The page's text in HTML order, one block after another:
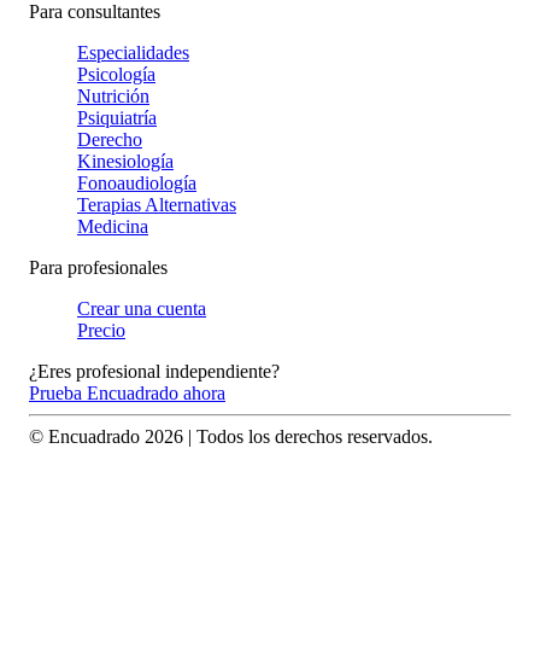
Para consultantes
Especialidades
Psicología
Nutrición
Psiquiatría
Derecho
Kinesiología
Fonoaudiología
Terapias Alternativas
Medicina
Para profesionales
Crear una cuenta
Precio
¿Eres profesional independiente?
Prueba Encuadrado ahora
© Encuadrado 2026 | Todos los derechos reservados.